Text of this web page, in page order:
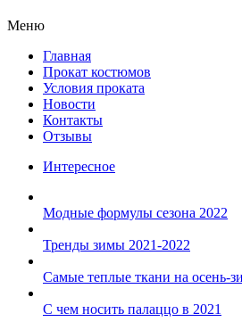
Меню
Главная
Прокат костюмов
Условия проката
Новости
Контакты
Отзывы
Интересное
Модные формулы сезона 2022
Тренды зимы 2021-2022
Самые теплые ткани на осень-
С чем носить палаццо в 2021